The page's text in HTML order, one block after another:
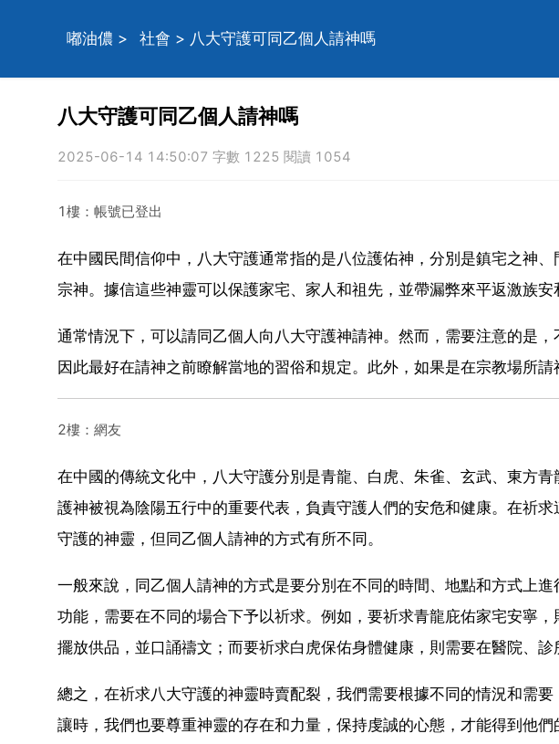
嘟油儂 > 社會 > 八大守護可同乙個人請神嗎
八大守護可同乙個人請神嗎
2025-06-14 14:50:07 字數 1225 閱讀 1054
1樓：帳號已登出
在中國民間信仰中，八大守護通常指的是八位護佑神，分別是鎮宅之神
宗神。據信這些神靈可以保護家宅、家人和祖先，並帶漏弊來平返激族安
通常情況下，可以請同乙個人向八大守護神請神。然而，需要注意的是
因此最好在請神之前瞭解當地的習俗和規定。此外，如果是在宗教場所請
2樓：網友
在中國的傳統文化中，八大守護分別是青龍、白虎、朱雀、玄武、東方
護神被視為陰陽五行中的重要代表，負責守護人們的安危和健康。在祈
守護的神靈，但同乙個人請神的方式有所不同。
一般來說，同乙個人請神的方式是要分別在不同的時間、地點和方式上
功能，需要在不同的場合下予以祈求。例如，要祈求青龍庇佑家宅安寧，
擺放供品，並口誦禱文；而要祈求白虎保佑身體健康，則需要在醫院、診
總之，在祈求八大守護的神靈時賣配裂，我們需要根據不同的情況和需
讓時，我們也要尊重神靈的存在和力量，保持虔誠的心態，才能得到他們